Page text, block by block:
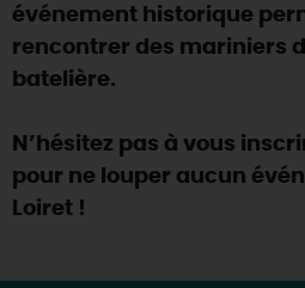
CE
CETTE
événement historique
rencontrer des mariniers
batelière.
N’hésitez pas à vous
pour ne louper aucun
Loiret !